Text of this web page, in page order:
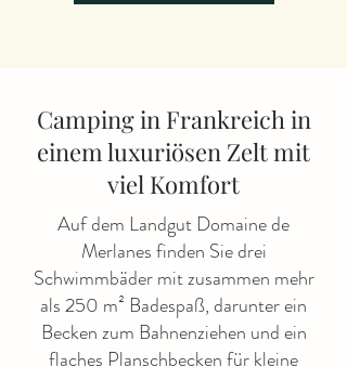
Camping in Frankreich in
einem luxuriösen Zelt mit
viel Komfort
Auf dem Landgut Domaine de
Merlanes finden Sie drei
Schwimmbäder mit zusammen mehr
als 250 m² Badespaß, darunter ein
Becken zum Bahnenziehen und ein
flaches Planschbecken für kleine